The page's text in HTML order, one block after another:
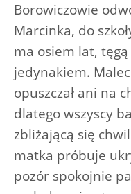
Borowiczowie
Marcinka, do
ma osiem lat,
jedynakiem.
opuszczał ani na
dlatego wszyscy
zbliżającą się
matka próbuje
pozór spokojnie